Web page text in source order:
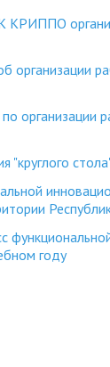
году